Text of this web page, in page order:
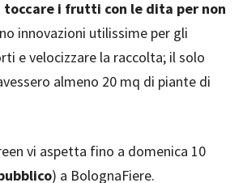
toccare i frutti con le dita per non
innovazioni utilissime per gli
e velocizzare la raccolta; il solo
almeno 20 mq di piante di
vi aspetta fino a domenica 10
) a BolognaFiere.